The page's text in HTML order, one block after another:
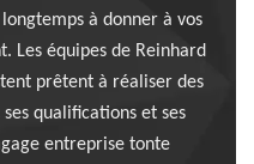
à donner à vos
Les équipes de Reinhard
prêtent à réaliser des
qualifications et ses
entreprise tonte